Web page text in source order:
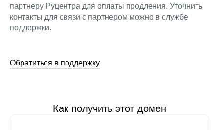
партнеру Руцентра для оплаты продления. Уточнить
контакты для связи с партнером можно в службе
поддержки.
Обратиться в поддержку
Как получить этот домен